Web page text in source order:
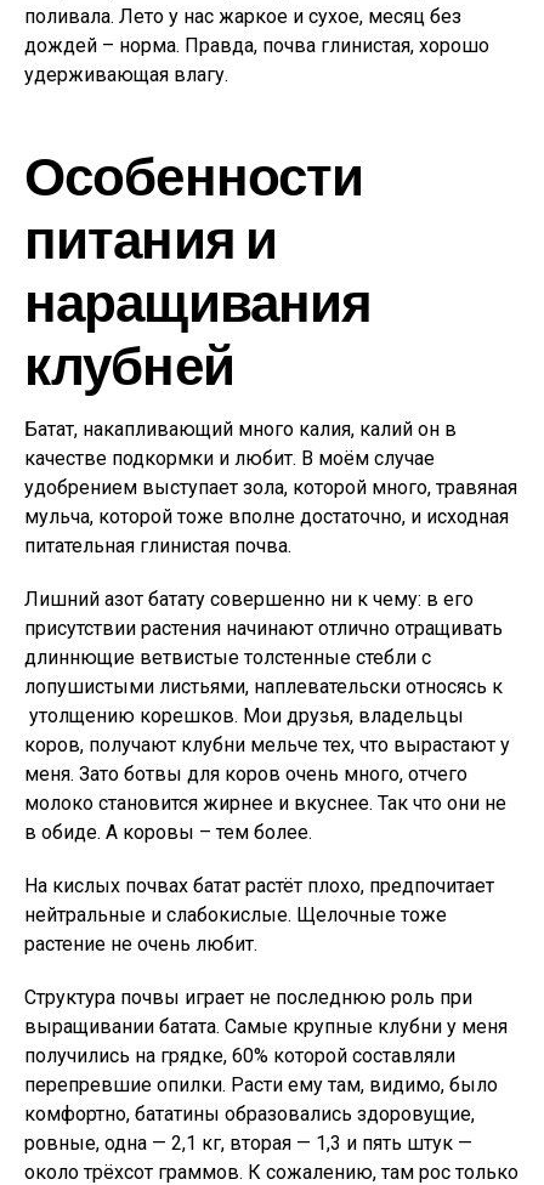
поливала. Лето у нас жаркое и сухое, месяц без
дождей – норма. Правда, почва глинистая, хорошо
удерживающая влагу.
Особенности
питания и
наращивания
клубней
Батат, накапливающий много калия, калий он в
качестве подкормки и любит. В моём случае
удобрением выступает зола, которой много, травяная
мульча, которой тоже вполне достаточно, и исходная
питательная глинистая почва.
Лишний азот батату совершенно ни к чему: в его
присутствии растения начинают отлично отращивать
длиннющие ветвистые толстенные стебли с
лопушистыми листьями, наплевательски относясь к
утолщению корешков. Мои друзья, владельцы
коров, получают клубни мельче тех, что вырастают у
меня. Зато ботвы для коров очень много, отчего
молоко становится жирнее и вкуснее. Так что они не
в обиде. А коровы – тем более.
На кислых почвах батат растёт плохо, предпочитает
нейтральные и слабокислые. Щелочные тоже
растение не очень любит.
Структура почвы играет не последнюю роль при
выращивании батата. Самые крупные клубни у меня
получились на грядке, 60% которой составляли
перепревшие опилки. Расти ему там, видимо, было
комфортно, бататины образовались здоровущие,
ровные, одна — 2,1 кг, вторая — 1,3 и пять штук —
около трёхсот граммов. К сожалению, там рос только